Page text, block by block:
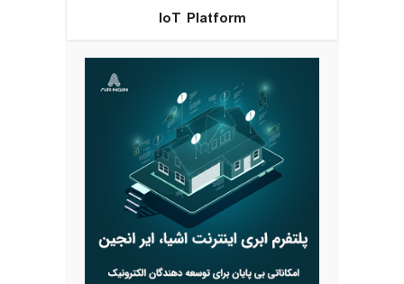
IoT Platform